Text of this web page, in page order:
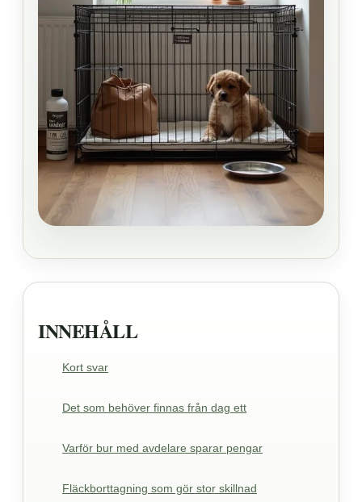
INNEHÅLL
Kort svar
Det som behöver finnas från dag ett
Varför bur med avdelare sparar pengar
Fläckborttagning som gör stor skillnad